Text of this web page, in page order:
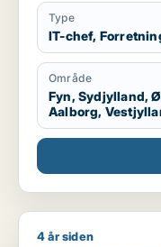
Type
IT-chef,
Område
Fyn, Sydjylland,
Aalborg,
Christian søger job
4 år siden